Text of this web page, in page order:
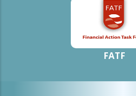
FATF